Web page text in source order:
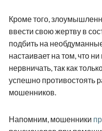
Кроме того,
ввести свою жертву в
подбить на
настаивает на том, что
нервничать, так как
успешно противостоять
мошенников.
Напомним, мошенники